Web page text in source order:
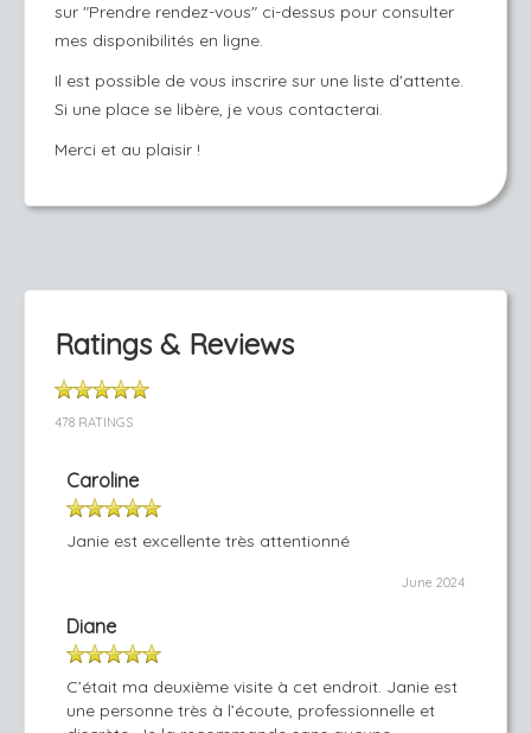
sur "Prendre rendez-vous" ci-dessus pour consulter
mes disponibilités en ligne.
Il est possible de vous inscrire sur une liste d'attente.
Si une place se libère, je vous contacterai.
Merci et au plaisir !
Ratings & Reviews
478 RATINGS
Caroline
Janie est excellente très attentionné
June 2024
Diane
C’était ma deuxième visite à cet endroit. Janie est
une personne très à l’écoute, professionnelle et